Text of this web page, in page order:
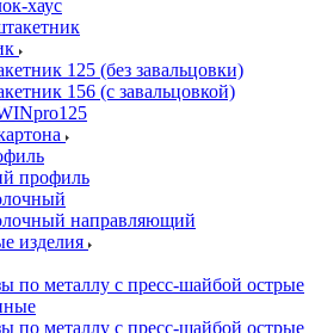
хаус
125 (без завальцовки)
156 (с завальцовкой)
профиль
направляющий
изделия
по металлу с пресс-шайбой острые
по металлу с пресс-шайбой острые